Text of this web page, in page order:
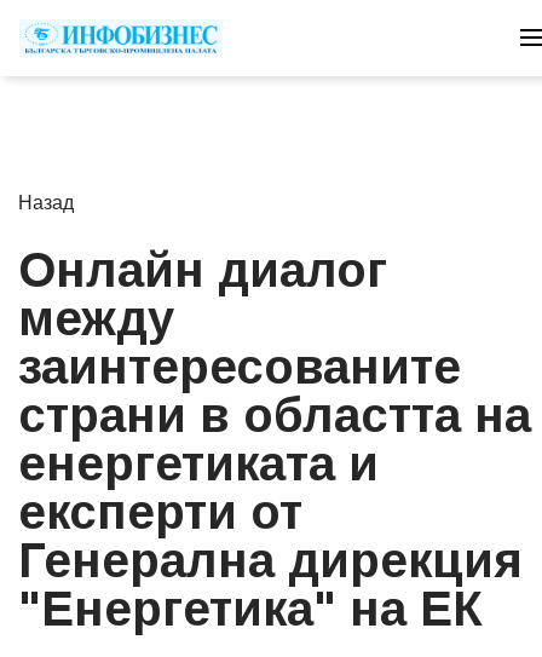
Назад
Онлайн диалог
между
заинтересованите
страни в областта на
енергетиката и
експерти от
Генерална дирекция
"Енергетика" на ЕК